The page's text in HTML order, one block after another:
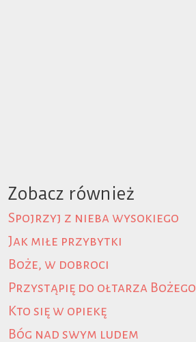
Zobacz również
Spojrzyj z nieba wysokiego
Jak miłe przybytki
Boże, w dobroci
Przystąpię do ołtarza Bożego
Kto się w opiekę
Bóg nad swym ludem